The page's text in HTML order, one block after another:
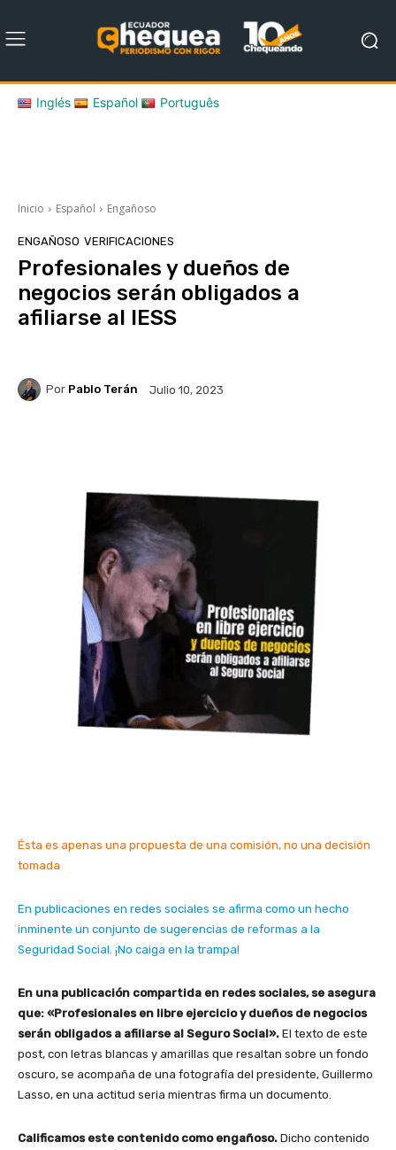
Inglés Español Português
Inicio Español Engañoso
ENGAÑOSO VERIFICACIONES
Profesionales y dueños de
negocios serán obligados a
afiliarse al IESS
Por Pablo Terán Julio 10, 2023
Ésta es apenas una propuesta de una comisión, no una decisión
tomada
En publicaciones en redes sociales se afirma como un hecho
inminente un conjunto de sugerencias de reformas a la
Seguridad Social. ¡No caiga en la trampa!
En una publicación compartida en redes sociales, se asegura
que: «Profesionales en libre ejercicio y dueños de negocios
serán obligados a afiliarse al Seguro Social». El texto de este
post, con letras blancas y amarillas que resaltan sobre un fondo
oscuro, se acompaña de una fotografía del presidente, Guillermo
Lasso, en una actitud seria mientras firma un documento.
Calificamos este contenido como engañoso. Dicho contenido